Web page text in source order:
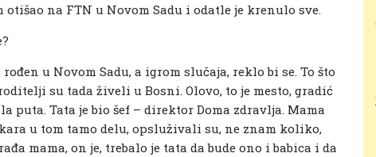
na FTN u Novom Sadu i odatle je krenulo sve.
rođen u Novom Sadu, a igrom slučaja, reklo bi se. To što
su tada živeli u Bosni. Olovo, to je mesto, gradić
puta. Tata je bio šef – direktor Doma zdravlja. Mama
u tom tamo delu, opsluživali su, ne znam koliko,
mama, on je, trebalo je tata da bude ono i babica i da